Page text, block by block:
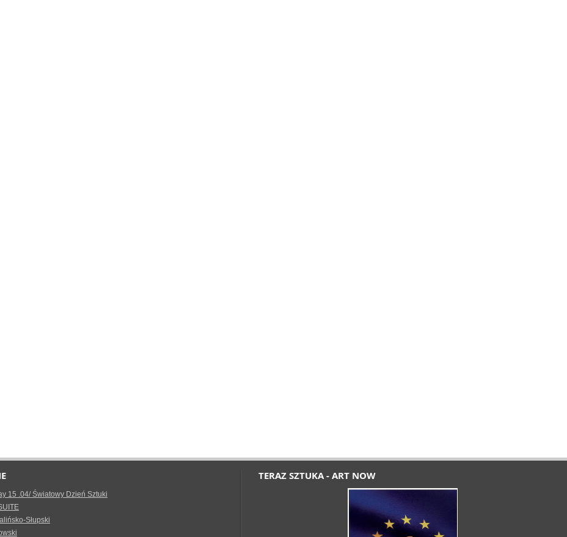
15 .04/ Światowy Dzień Sztuki
Słupski
TERAZ SZTUKA - ART NOW